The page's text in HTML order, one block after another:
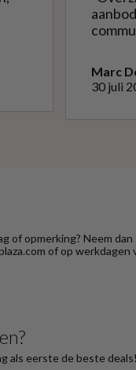
Marc
30 juli
of opmerking? Neem
of op
als eerste de beste deals!